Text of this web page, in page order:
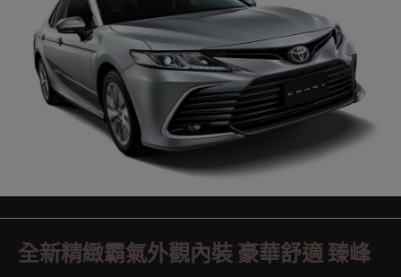
全新精緻霸氣外觀內裝 豪華舒適 臻峰